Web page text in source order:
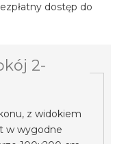
dostęp do
2-
z widokiem
w wygodne